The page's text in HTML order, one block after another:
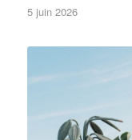
•Objets•
5 juin 2026